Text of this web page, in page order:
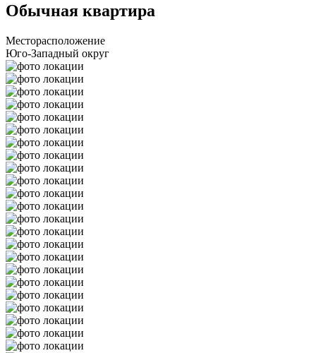
Обычная квартира
Месторасположение
Юго-Западный округ